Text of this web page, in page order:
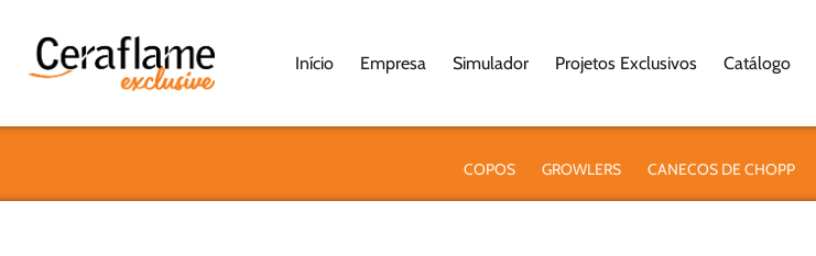
Início Empresa Simulador Projetos Exclusivos Catálogo
COPOS GROWLERS CANECOS DE CHOPP